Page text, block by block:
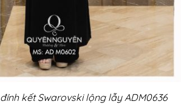
kết Swarovski lộng lẫy ADM0636